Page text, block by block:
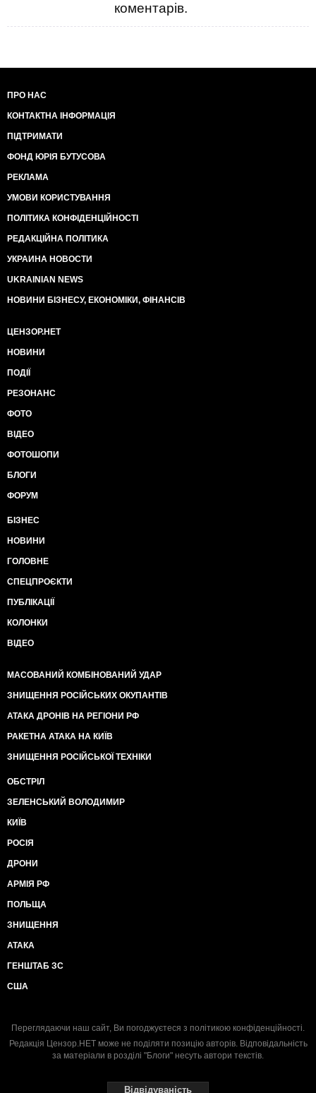
коментарів.
ПРО НАС
КОНТАКТНА ІНФОРМАЦІЯ
ПІДТРИМАТИ
ФОНД ЮРІЯ БУТУСОВА
РЕКЛАМА
УМОВИ КОРИСТУВАННЯ
ПОЛІТИКА КОНФІДЕНЦІЙНОСТІ
РЕДАКЦІЙНА ПОЛІТИКА
УКРАИНА НОВОСТИ
UKRAINIAN NEWS
НОВИНИ БІЗНЕСУ, ЕКОНОМІКИ, ФІНАНСІВ
ЦЕНЗОР.НЕТ
НОВИНИ
ПОДІЇ
РЕЗОНАНС
ФОТО
ВІДЕО
ФОТОШОПИ
БЛОГИ
ФОРУМ
БІЗНЕС
НОВИНИ
ГОЛОВНЕ
СПЕЦПРОЄКТИ
ПУБЛІКАЦІЇ
КОЛОНКИ
ВІДЕО
МАСОВАНИЙ КОМБІНОВАНИЙ УДАР
ЗНИЩЕННЯ РОСІЙСЬКИХ ОКУПАНТІВ
АТАКА ДРОНІВ НА РЕГІОНИ РФ
РАКЕТНА АТАКА НА КИЇВ
ЗНИЩЕННЯ РОСІЙСЬКОЇ ТЕХНІКИ
ОБСТРІЛ
ЗЕЛЕНСЬКИЙ ВОЛОДИМИР
КИЇВ
РОСІЯ
ДРОНИ
АРМІЯ РФ
ПОЛЬЩА
ЗНИЩЕННЯ
АТАКА
ГЕНШТАБ ЗС
США
Переглядаючи наш сайт, Ви погоджуєтеся з політикою конфіденційності.
Редакція Цензор.НЕТ може не поділяти позицію авторів. Відповідальність
за матеріали в розділі "Блоги" несуть автори текстів.
Відвідуваність